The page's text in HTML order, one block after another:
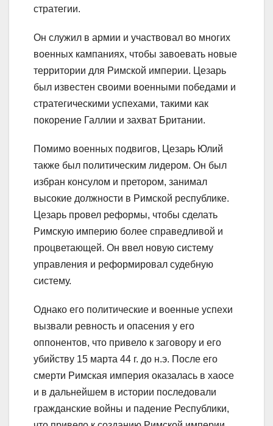
стратегии.
Он служил в армии и участвовал во многих
военных кампаниях, чтобы завоевать новые
территории для Римской империи. Цезарь
был известен своими военными победами и
стратегическими успехами, такими как
покорение Галлии и захват Британии.
Помимо военных подвигов, Цезарь Юлий
также был политическим лидером. Он был
избран консулом и претором, занимал
высокие должности в Римской республике.
Цезарь провел реформы, чтобы сделать
Римскую империю более справедливой и
процветающей. Он ввел новую систему
управления и реформировал судебную
систему.
Однако его политические и военные успехи
вызвали ревность и опасения у его
оппонентов, что привело к заговору и его
убийству 15 марта 44 г. до н.э. После его
смерти Римская империя оказалась в хаосе
и в дальнейшем в истории последовали
гражданские войны и падение Республики,